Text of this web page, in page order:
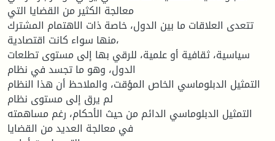
معالجة الكثير من القضايا التي
تتعدى العلاقات ما بين الدول، خاصة ذات الاهتمام المشترك
منها سواء كانت اقتصادية،
سياسية، ثقافية أو علمية، للرقي بها إلى مستوى تطلعات
الدول، وهو ما تجسد في نظام
التمثيل الدبلوماسي الخاص المؤقت، والملاحظ أن هذا النظام
لم يرق إلى مستوى نظام
التمثيل الدبلوماسي الدائم من حيث الأحكام، رغم مساهمته
في معالجة العديد من القضايا